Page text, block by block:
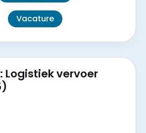
Vacature
Logistiek vervoer